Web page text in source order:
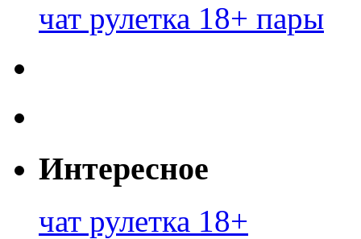
чат рулетка 18+ пары
Интересное
чат рулетка 18+